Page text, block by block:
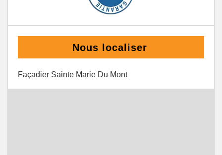
Nous localiser
Façadier Sainte Marie Du Mont